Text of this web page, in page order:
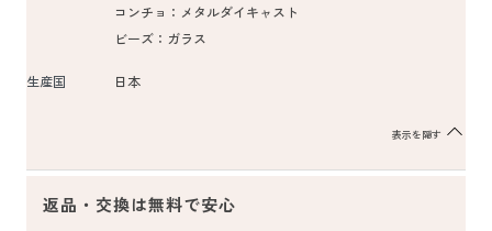
コンチョ：メタルダイキャスト
ビーズ：ガラス
生産国 日本
表示を隠す
返品・交換は無料で安心